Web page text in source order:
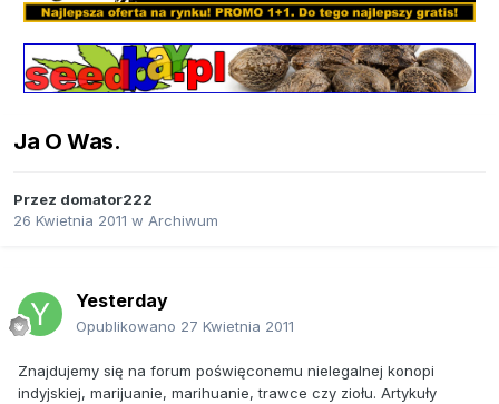
Ja O Was.
Przez domator222
26 Kwietnia 2011 w Archiwum
Yesterday
Opublikowano 27 Kwietnia 2011
Znajdujemy się na forum poświęconemu nielegalnej konopi
indyjskiej, marijuanie, marihuanie, trawce czy ziołu. Artykuły